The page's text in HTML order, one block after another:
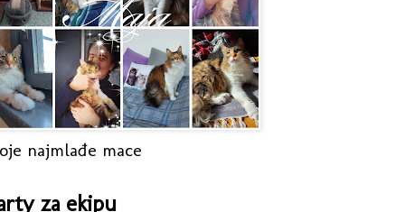
najmlađe mace
za ekipu